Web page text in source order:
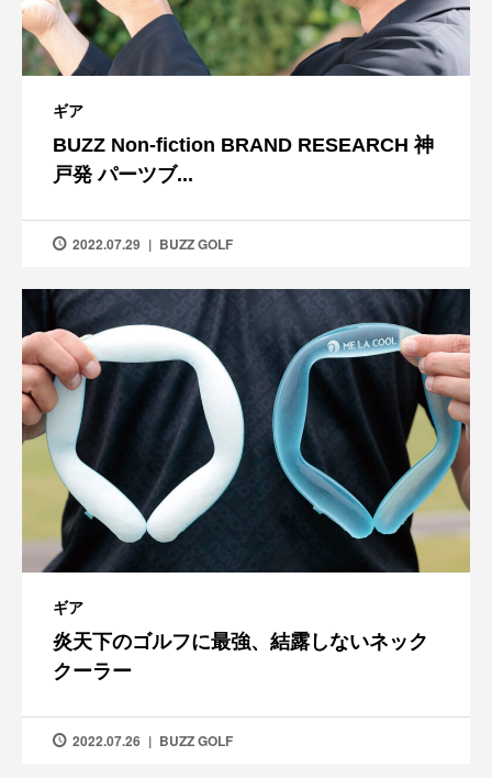
ギア
BUZZ Non-fiction BRAND RESEARCH 神
戸発 パーツブ...
2022.07.29 BUZZ GOLF
ギア
炎天下のゴルフに最強、結露しないネック
クーラー
2022.07.26 BUZZ GOLF